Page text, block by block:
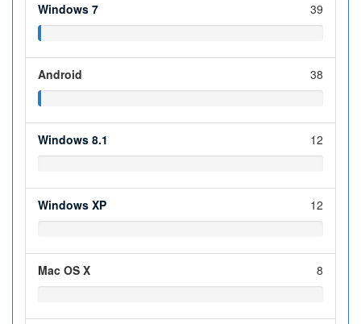
Windows 7 39
Android 38
Windows 8.1 12
Windows XP 12
Mac OS X 8